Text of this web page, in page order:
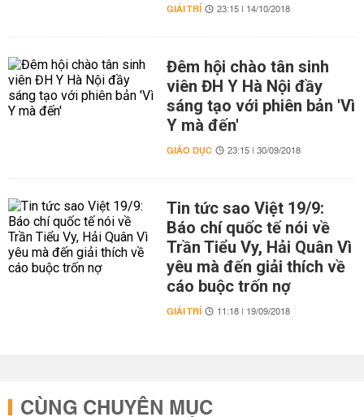
GIẢI TRÍ 23:15 | 14/10/2018
Đêm hội chào tân sinh
viên ĐH Y Hà Nội đầy
sáng tạo với phiên bản 'Vì
Y mà đến'
GIÁO DỤC 23:15 | 30/09/2018
Tin tức sao Việt 19/9:
Báo chí quốc tế nói về
Trần Tiểu Vy, Hải Quân Vì
yêu mà đến giải thích về
cáo buộc trốn nợ
GIẢI TRÍ 11:18 | 19/09/2018
CÙNG CHUYÊN MỤC